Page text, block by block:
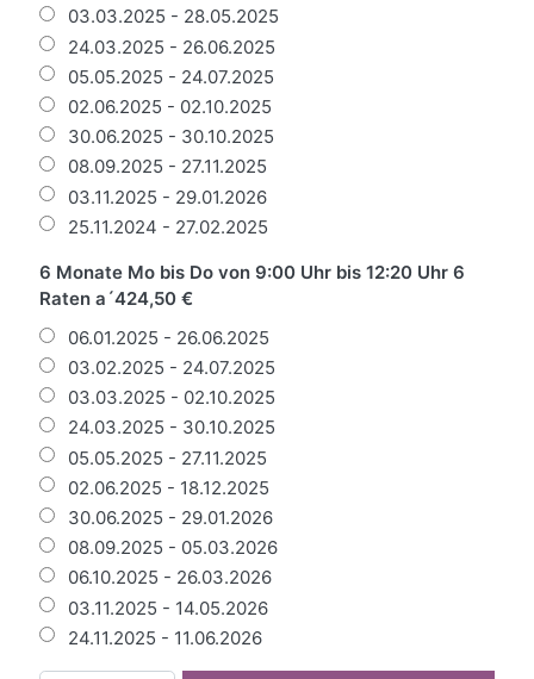
03.03.2025 - 28.05.2025
24.03.2025 - 26.06.2025
05.05.2025 - 24.07.2025
02.06.2025 - 02.10.2025
30.06.2025 - 30.10.2025
08.09.2025 - 27.11.2025
03.11.2025 - 29.01.2026
25.11.2024 - 27.02.2025
6 Monate Mo bis Do von 9:00 Uhr bis 12:20 Uhr 6
Raten a´424,50 €
06.01.2025 - 26.06.2025
03.02.2025 - 24.07.2025
03.03.2025 - 02.10.2025
24.03.2025 - 30.10.2025
05.05.2025 - 27.11.2025
02.06.2025 - 18.12.2025
30.06.2025 - 29.01.2026
08.09.2025 - 05.03.2026
06.10.2025 - 26.03.2026
03.11.2025 - 14.05.2026
24.11.2025 - 11.06.2026